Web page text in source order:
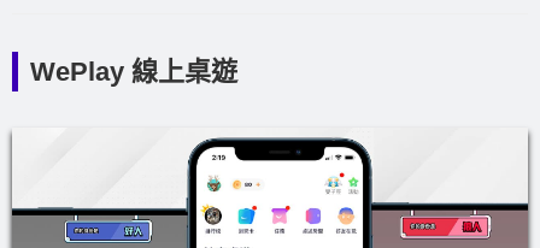
WePlay 線上桌遊